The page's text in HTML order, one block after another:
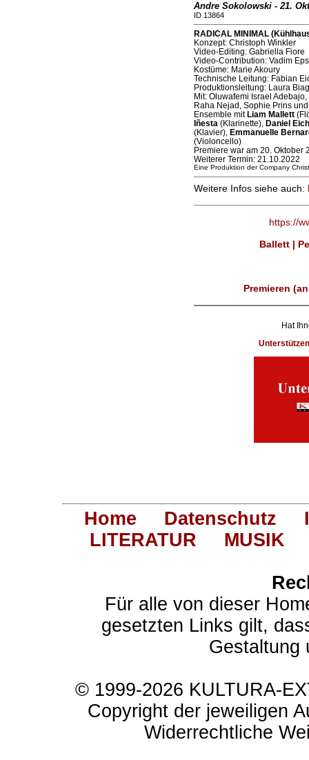
Andre Sokolowski - 21.
ID 13864
RADICAL MINIMAL
Konzept: Christoph Winkler
Video-Editing: Gabriella Fiore
Video-Contribution: Vadim
Kostüme: Marie Akoury
Technische Leitung: Fabian
Produktionsleitung: Laura
Mit: Oluwafemi Israel
Raha Nejad, Sophie Prins
Ensemble mit Liam Mallett
Iñesta (Klarinette),
Daniel
(Klavier),
Emmanuelle
(Violoncello)
Premiere war am 20. Oktober
Weiterer Termin: 21.10.2022
Eine Produktion der Company
Weitere Infos siehe auch:
https://
Ballett |
Premieren
Hat
Home Datenschutz
LITERATUR
MUSIK
Für alle von dieser
gesetzten Links gilt,
Gestaltung
© 1999-2026 KULTURA-
Copyright der jeweiligen
Widerrechtliche